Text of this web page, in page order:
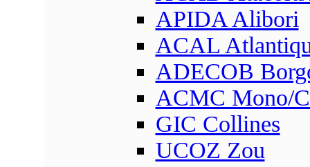
APIDA Alibori
ACAL
ADECOB
ACMC Mono/
GIC Collines
UCOZ Zou